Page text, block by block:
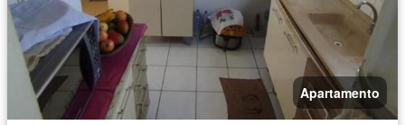
Apartamento